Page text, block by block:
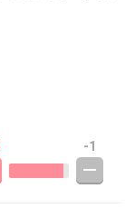
-1